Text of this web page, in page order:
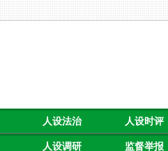
人设法治 人设时评
人设调研 监督举报